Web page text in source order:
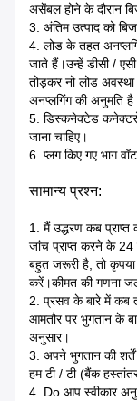
असेंबल होने के दौरान
3. अंतिम उत्पाद को
4. लोड के तहत
जाते हैं।उन्हें डीसी /
तोड़कर नो लोड
अनप्लगिंग की अनुमति
5. डिस्कनेक्टेड
जाना चाहिए।
6. प्लग किए गए भाग
सामान्य प्रश्न:
1. मैं उद्धरण कब
जांच प्राप्त करने के
बहुत जरूरी है, तो
करें।कीमत की गणना
2. प्रसव के बारे में कब
आमतौर पर भुगतान के
अनुसार।
3. अपने भुगतान की
हम टी / टी (बैंक
4. Do आप स्वीकार